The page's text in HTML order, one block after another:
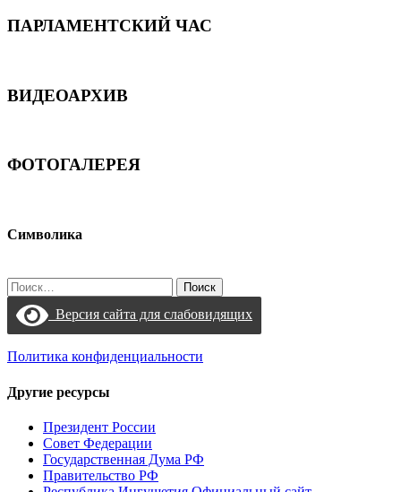
ПАРЛАМЕНТСКИЙ ЧАС
ВИДЕОАРХИВ
ФОТОГАЛЕРЕЯ
Символика
Найти:
Версия сайта для слабовидящих
Политика конфиденциальности
Другие ресурсы
Президент России
Совет Федерации
Государственная Дума РФ
Правительство РФ